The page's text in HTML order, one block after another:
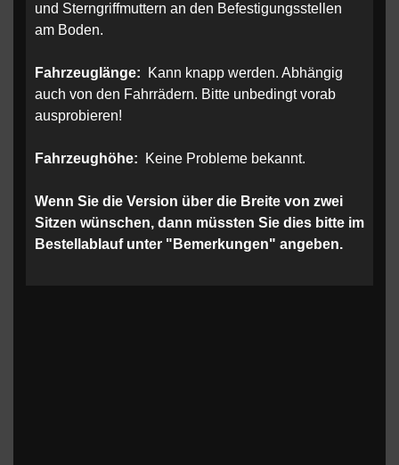
und Sterngriffmuttern an den Befestigungsstellen
am Boden.
Fahrzeuglänge:
Kann knapp werden. Abhängig
auch von den Fahrrädern. Bitte unbedingt vorab
ausprobieren!
Fahrzeughöhe: Keine Probleme bekannt.
Wenn Sie die Version über die Breite von zwei
Sitzen wünschen, dann müssten Sie dies bitte im
Bestellablauf unter "Bemerkungen" angeben.